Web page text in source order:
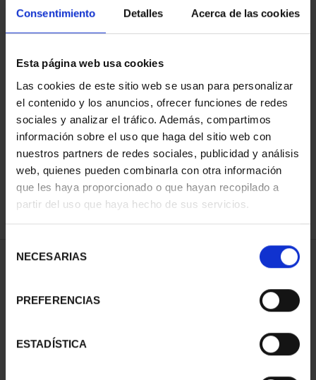
Consentimiento Detalles Acerca de las cookies
Esta página web usa cookies
Las cookies de este sitio web se usan para personalizar
el contenido y los anuncios, ofrecer funciones de redes
sociales y analizar el tráfico. Además, compartimos
información sobre el uso que haga del sitio web con
nuestros partners de redes sociales, publicidad y análisis
web, quienes pueden combinarla con otra información
que les haya proporcionado o que hayan recopilado a
partir del uso que haya hecho de sus servicios.
NECESARIAS
PREFERENCIAS
ESTADÍSTICA
ORDENAR POR:
REFINAR
2 Productos encontrados